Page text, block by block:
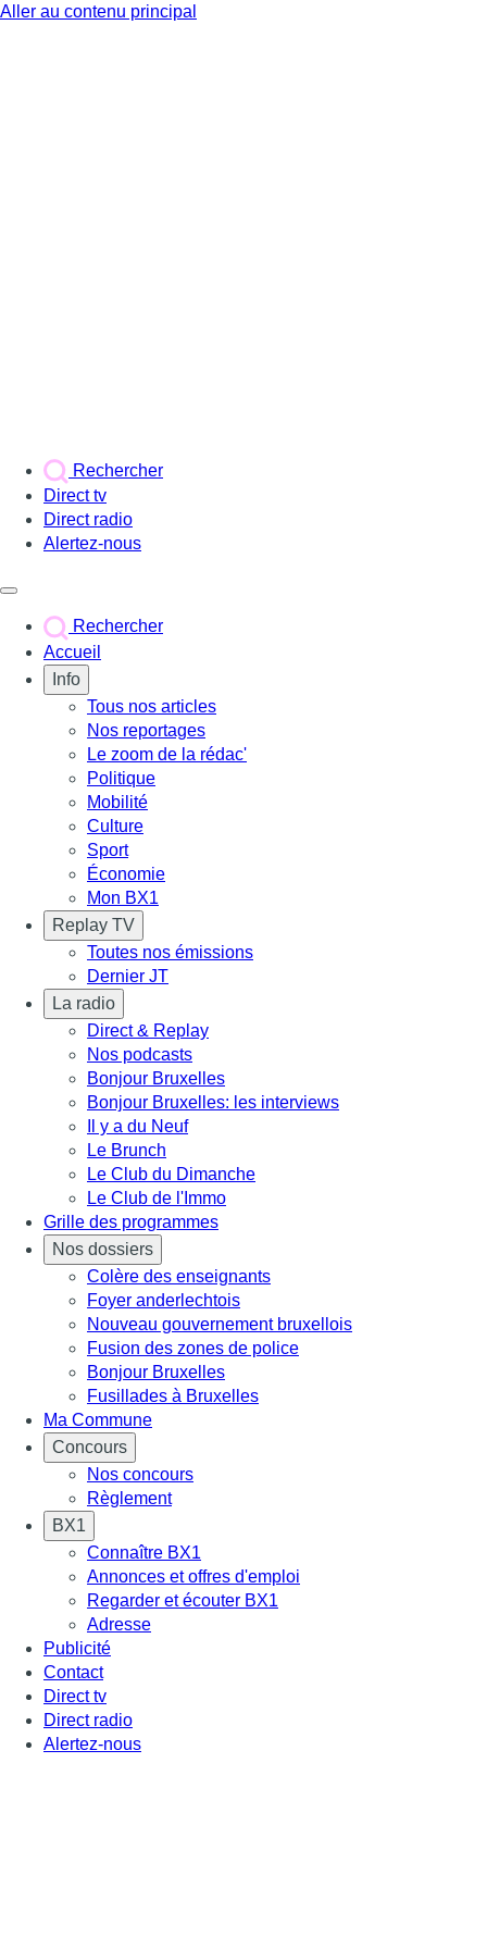
Aller au contenu principal
Rechercher
Direct tv
Direct radio
Alertez-nous
Rechercher
Accueil
Info
Tous nos articles
Nos reportages
Le zoom de la rédac'
Politique
Mobilité
Culture
Sport
Économie
Mon BX1
Replay TV
Toutes nos émissions
Dernier JT
La radio
Direct & Replay
Nos podcasts
Bonjour Bruxelles
Bonjour Bruxelles: les interviews
Il y a du Neuf
Le Brunch
Le Club du Dimanche
Le Club de l'Immo
Grille des programmes
Nos dossiers
Colère des enseignants
Foyer anderlechtois
Nouveau gouvernement bruxellois
Fusion des zones de police
Bonjour Bruxelles
Fusillades à Bruxelles
Ma Commune
Concours
Nos concours
Règlement
BX1
Connaître BX1
Annonces et offres d'emploi
Regarder et écouter BX1
Adresse
Publicité
Contact
Direct tv
Direct radio
Alertez-nous